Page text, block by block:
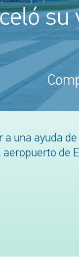
a una ayuda
aeropuerto de